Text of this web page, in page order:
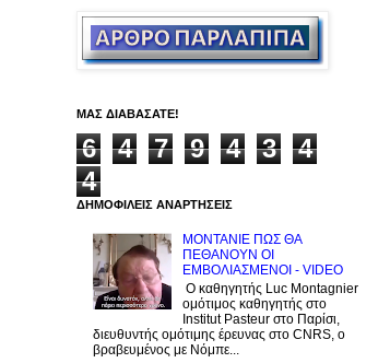
ΜΑΣ ΔΙΑΒΑΣΑΤΕ!
6 4 7 9 4 3
4
4
ΔΗΜΟΦΙΛΕΙΣ ΑΝΑΡΤΗΣΕΙΣ
ΜΟΝΤΑΝΙΕ ΠΩΣ ΘΑ
ΠΕΘΑΝΟΥΝ ΟΙ
ΕΜΒΟΛΙΑΣΜΕΝΟΙ - VIDEO
Ο καθηγητής Luc Montagnier
ομότιμος καθηγητής στο
Institut Pasteur στο Παρίσι,
διευθυντής ομότιμης έρευνας στο CNRS, o
βραβευμένος με Νόμπε...